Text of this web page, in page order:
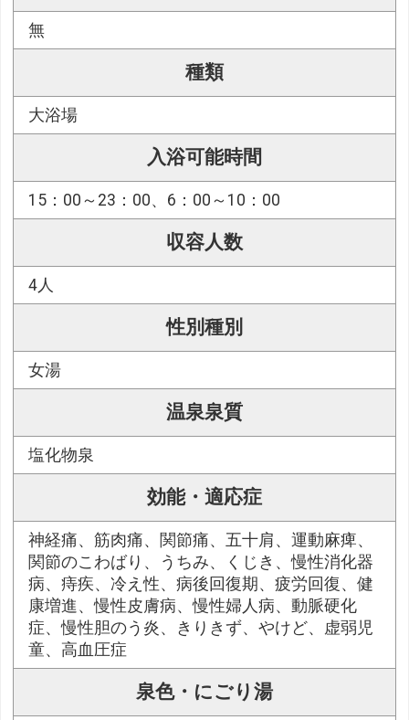
無
種類
大浴場
入浴可能時間
15：00～23：00、6：00～10：00
収容人数
4人
性別種別
女湯
温泉泉質
塩化物泉
効能・適応症
神経痛、筋肉痛、関節痛、五十肩、運動麻痺、
関節のこわばり、うちみ、くじき、慢性消化器
病、痔疾、冷え性、病後回復期、疲労回復、健
康増進、慢性皮膚病、慢性婦人病、動脈硬化
症、慢性胆のう炎、きりきず、やけど、虚弱児
童、高血圧症
泉色・にごり湯